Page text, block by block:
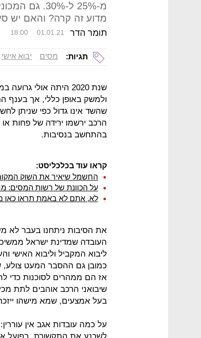
מ-25% ל-
מדוע זה קרה? והאם יש
תומר הדר 18:00 01.01.21
תגיות: מסים יבוא אישי
שנת 2020 היתה אולי
ולמשק באופן כללי, אך בענף
שהשד אינו גדול כפי שניתן
בהתחשב בנסיבות.
קראו עוד בכלכליסט:
החשמל שיאיר את השוק
על הכוונת של רשות המסים:
לא, אתם לא באמת תראו כאן
את הסיבות ניתחנו בעבר לא
העובדה שמדינת ישראל
ליבוא המקביל וליבוא האישי
כמובן גם ההסבר המעט צולע,
שיבואני הרכב אוהבים לתת
בעל אמצעים, שמא מישהו
על כמה עובדות אגב אין